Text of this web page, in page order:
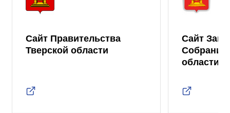
Сайт Правительства
Тверской области
Сайт
Собрания
области